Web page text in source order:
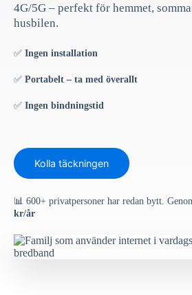
4G/5G – perfekt för hemmet,
husbilen.
✅ Ingen installation
✅ Portabelt – ta med överallt
✅ Ingen bindningstid
Kolla täckningen
📊 600+ privatpersoner har redan bytt.
kr/år